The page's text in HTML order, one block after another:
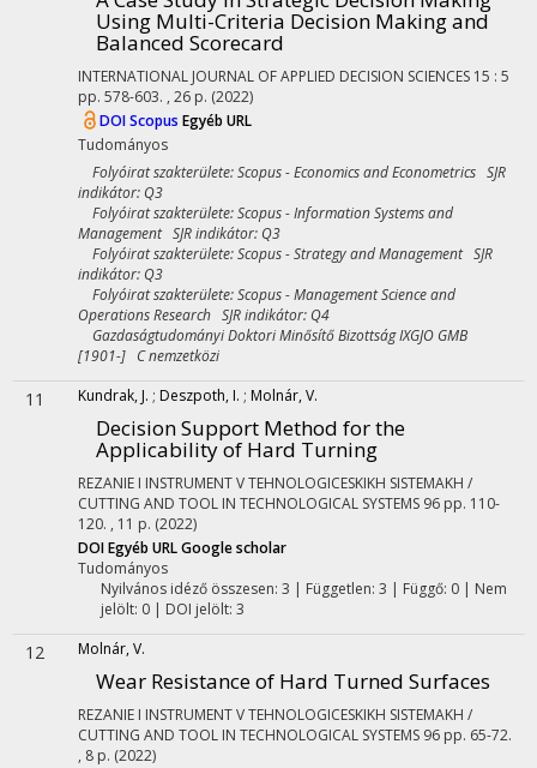
Using Multi-Criteria Decision Making and
Balanced Scorecard
INTERNATIONAL JOURNAL OF APPLIED DECISION SCIENCES 15 : 5
pp. 578-603. , 26 p. (2022)
DOIScopus Egyéb URL
Tudományos
Folyóirat szakterülete: Scopus - Economics and Econometrics SJR
indikátor: Q3
Folyóirat szakterülete: Scopus - Information Systems and
Management SJR indikátor: Q3
Folyóirat szakterülete: Scopus - Strategy and Management SJR
indikátor: Q3
Folyóirat szakterülete: Scopus - Management Science and
Operations Research SJR indikátor: Q4
Gazdaságtudományi Doktori Minősítő Bizottság IXGJO GMB
[1901-] C nemzetközi
11 Kundrak, J. ; Deszpoth, I. ; Molnár, V.
Decision Support Method for the
Applicability of Hard Turning
REZANIE I INSTRUMENT V TEHNOLOGICESKIKH SISTEMAKH /
CUTTING AND TOOL IN TECHNOLOGICAL SYSTEMS 96 pp. 110-
120. , 11 p. (2022)
DOIEgyéb URLGoogle scholar
Tudományos
Nyilvános idéző összesen: 3 | Független: 3 | Függő: 0 | Nem
jelölt: 0 | DOI jelölt: 3
12 Molnár, V.
Wear Resistance of Hard Turned Surfaces
REZANIE I INSTRUMENT V TEHNOLOGICESKIKH SISTEMAKH /
CUTTING AND TOOL IN TECHNOLOGICAL SYSTEMS 96 pp. 65-72.
, 8 p. (2022)